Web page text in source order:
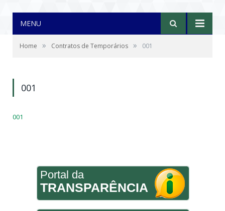
MENU
Home » Contratos de Temporários » 001
001
001
Portal da
TRANSPARÊNCIA